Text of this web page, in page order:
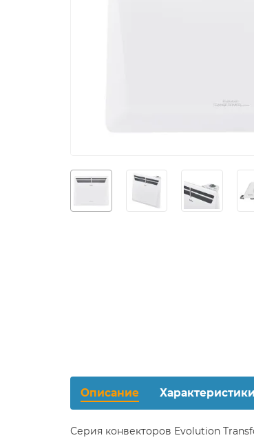
Описание Характеристики
Серия конвекторов Evolution